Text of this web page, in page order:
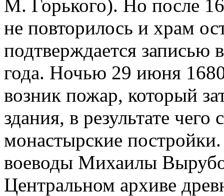
М. Горького). Но после
не повторилось и храм
подтверждается записью
года. Ночью 29 июня
возник пожар, который
здания, в результате
монастырские
воеводы Михаилы
Центральном архиве